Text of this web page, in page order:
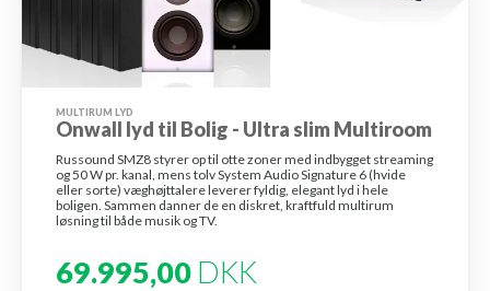
MULTIRUM LYD
Onwall lyd til Bolig - Ultra slim Multiroom
Russound SMZ8 styrer op til otte zoner med indbygget streaming
og 50 W pr. kanal, mens tolv System Audio Signature 6 (hvide
eller sorte) væghøjttalere leverer fyldig, elegant lyd i hele
boligen. Sammen danner de en diskret, kraftfuld multirum
løsning til både musik og TV.
69.995,00 DKK